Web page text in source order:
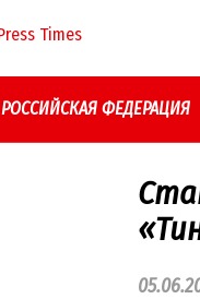
РОССИЙСКАЯ ФЕДЕРАЦИЯ